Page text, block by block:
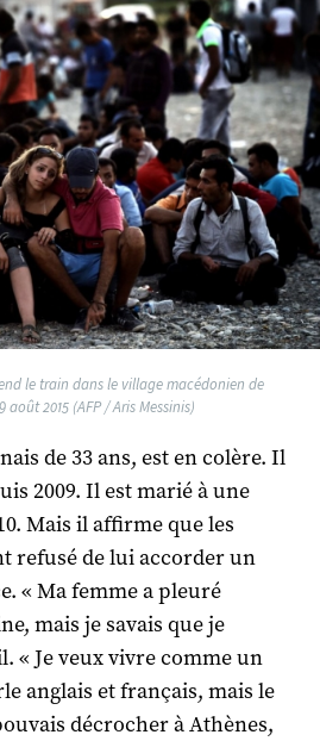
le train dans le village macédonien de
août 2015 (AFP / Aris Messinis)
de 33 ans, est en colère. Il
2009. Il est marié à une
Mais il affirme que les
refusé de lui accorder un
« Ma femme a pleuré
mais je savais que je
« Je veux vivre comme un
anglais et français, mais le
décrocher à Athènes,